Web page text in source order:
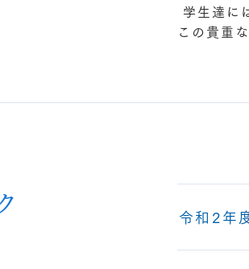
学生達に
この貴重
令和2年